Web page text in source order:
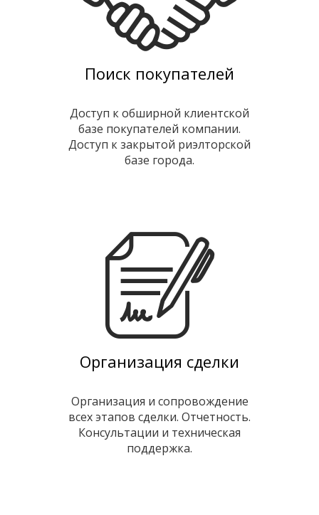
Поиск покупателей
Доступ к обширной клиентской
базе покупателей компании.
Доступ к закрытой риэлторской
базе города.
Организация сделки
Организация и сопровождение
всех этапов сделки. Отчетность.
Консультации и техническая
поддержка.